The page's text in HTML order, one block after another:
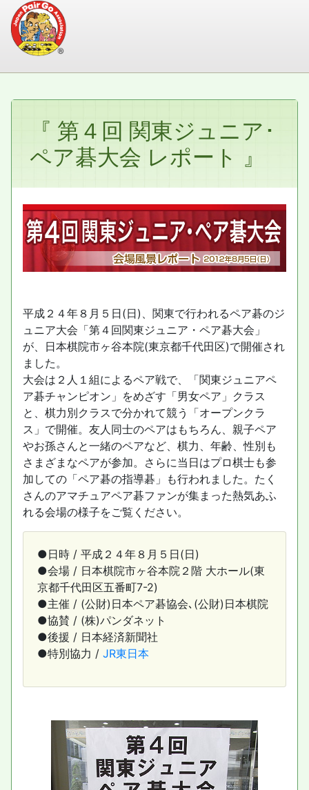
『 第４回 関東ジュニア･
ペア碁大会 レポート 』
平成２４年８月５日(日)、関東で行われるペア碁のジ
ュニア大会「第４回関東ジュニア・ペア碁大会」
が、日本棋院市ヶ谷本院(東京都千代田区)で開催され
ました。
大会は２人１組によるペア戦で、「関東ジュニアペ
ア碁チャンピオン」をめざす「男女ペア」クラス
と、棋力別クラスで分かれて競う「オープンクラ
ス」で開催。友人同士のペアはもちろん、親子ペア
やお孫さんと一緒のペアなど、棋力、年齢、性別も
さまざまなペアが参加。さらに当日はプロ棋士も参
加しての「ペア碁の指導碁」も行われました。たく
さんのアマチュアペア碁ファンが集まった熱気あふ
れる会場の様子をご覧ください。
●日時 / 平成２４年８月５日(日)
●会場 / 日本棋院市ヶ谷本院２階 大ホール(東
京都千代田区五番町7-2)
●主催 / (公財)日本ペア碁協会､(公財)日本棋院
●協賛 / (株)パンダネット
●後援 / 日本経済新聞社
●特別協力 / JR東日本